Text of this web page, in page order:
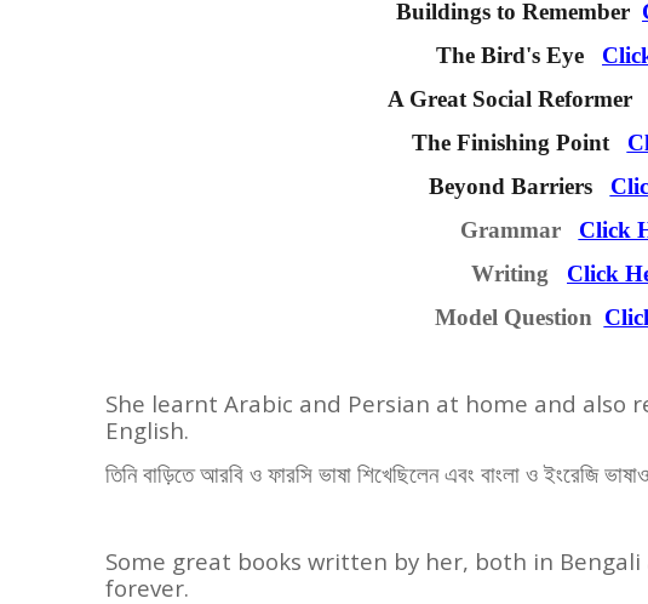
Buildings to Remember
The Bird's Eye
A Great Social Reformer
The Finishing Point
Beyond Barriers
Grammar Click
Writing Click
Model Question
She learnt Arabic and Persian at home and also
English.
তিনি বাড়িতে আরবি ও ফারসি ভাষা শিখেছিলেন এবং বাংলা ও ইংরেজি
Some great books written by her, both in
forever.